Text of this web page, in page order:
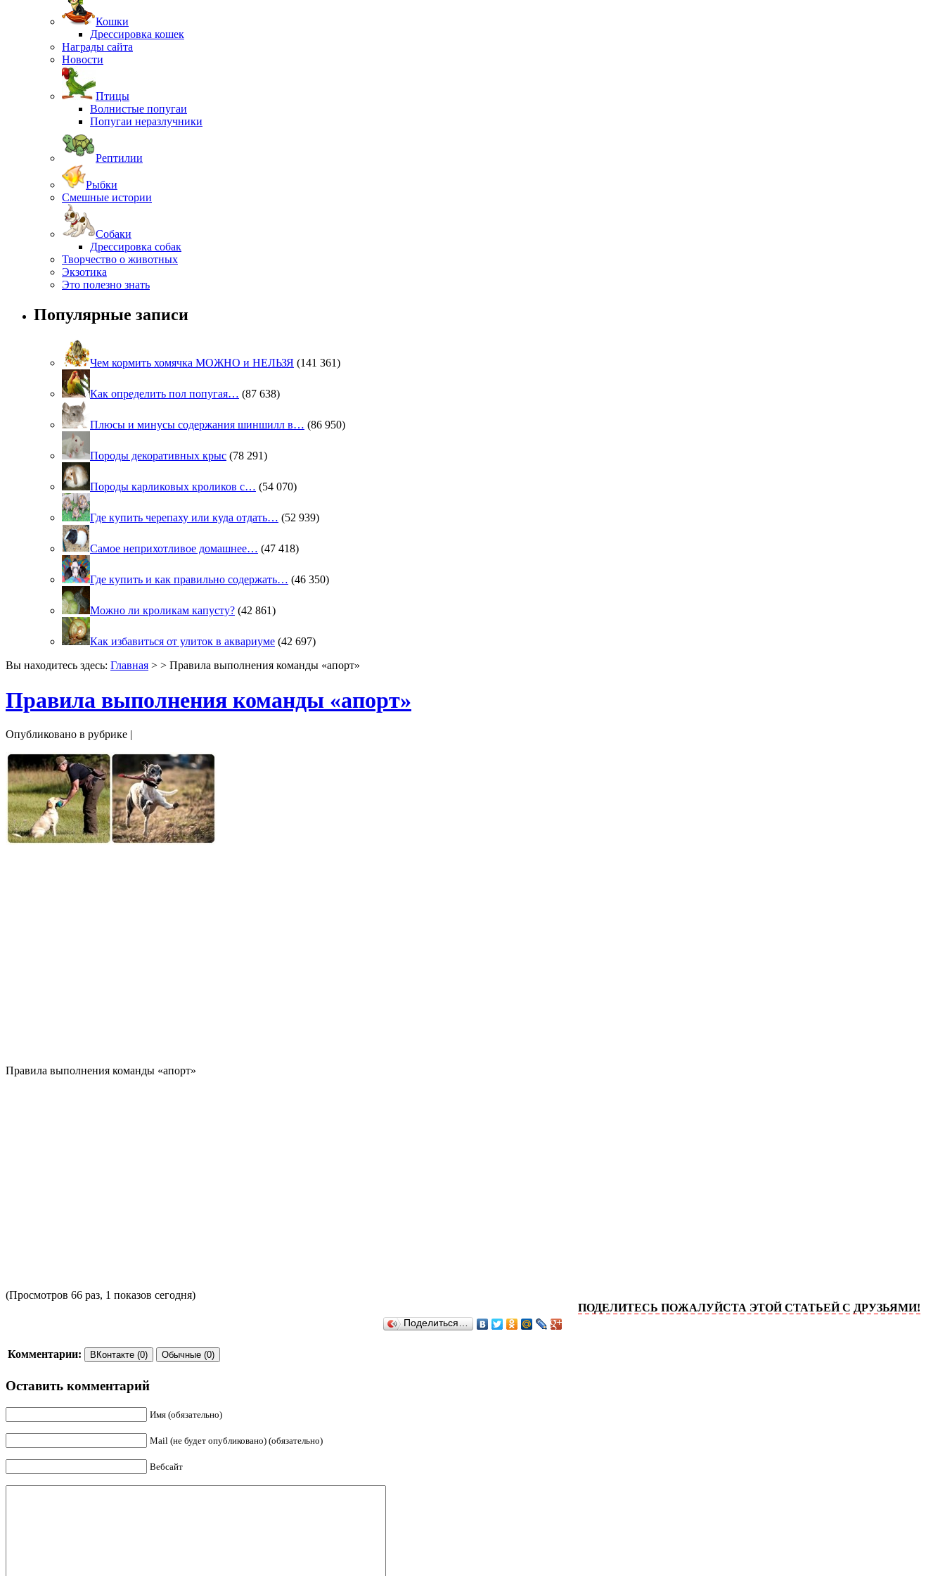
Кошки
Дрессировка кошек
Награды сайта
Новости
Птицы
Волнистые попугаи
Попугаи неразлучники
Рептилии
Рыбки
Смешные истории
Собаки
Дрессировка собак
Творчество о животных
Экзотика
Это полезно знать
Популярные записи
Чем кормить хомячка МОЖНО и НЕЛЬЗЯ (141 361)
Как определить пол попугая… (87 638)
Плюсы и минусы содержания шиншилл в… (86 950)
Породы декоративных крыс (78 291)
Породы карликовых кроликов с… (54 070)
Где купить черепаху или куда отдать… (52 939)
Самое неприхотливое домашнее… (47 418)
Где купить и как правильно содержать… (46 350)
Можно ли кроликам капусту? (42 861)
Как избавиться от улиток в аквариуме (42 697)
Вы находитесь здесь: Главная > > Правила выполнения команды «апорт»
Правила выполнения команды «апорт»
Опубликовано в рубрике |
Правила выполнения команды «апорт»
(Просмотров 66 раз, 1 показов сегодня)
ПОДЕЛИТЕСЬ ПОЖАЛУЙСТА ЭТОЙ СТАТЬЕЙ С ДРУЗЬЯМИ!
Поделиться…
Комментарии: ВКонтакте (0) Обычные (0)
Оставить комментарий
Имя (обязательно)
Mail (не будет опубликовано) (обязательно)
Вебсайт